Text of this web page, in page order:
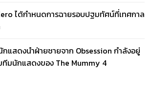
ได้กำหนดการฉายรอบปฐมทัศน์ที่เทศกาล
แสดงนำฝ่ายชายจาก Obsession กำลังอยู่
มทีมนักแสดงของ The Mummy 4